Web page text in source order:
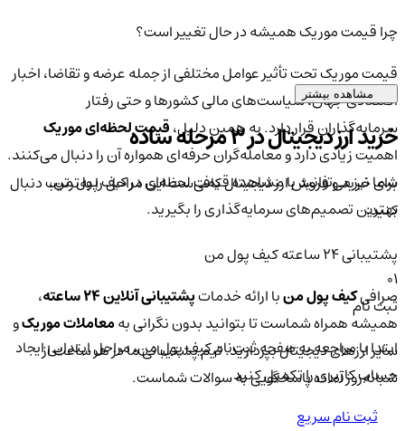
چرا قیمت موریک همیشه در حال تغییر است؟
قیمت موریک تحت تأثیر عوامل مختلفی از جمله عرضه و تقاضا، اخبار
اقتصادی جهان، سیاست‌های مالی کشورها و حتی رفتار
سرمایه‌گذاران قرار دارد. به همین دلیل،قیمت لحظه‌ای موریک
اهمیت زیادی دارد و معامله‌گران حرفه‌ای همواره آن را دنبال می‌کنند.
شما نیز می‌توانید با مشاهده قیمت لحظه‌ای در کیف پول من،
بهترین تصمیم‌های سرمایه‌گذاری را بگیرید.
پشتیبانی ۲۴ ساعته کیف پول من
صرافیکیف پول منبا ارائه خدماتپشتیبانی آنلاین ۲۴ ساعته
،
همیشه همراه شماست تا بتوانید بدون نگرانی بهمعاملات موریکو
سایر ارزهای دیجیتال بپردازید. تیم پشتیبانی ما در هر ساعت از
شبانه‌روز آماده پاسخگویی به سوالات شماست.
مشاهده بیشتر
خرید ارز دیجیتال در 3 مرحله ساده
برای خرید و فروش ارز دیجیتال کافی‌ست این مراحل را به‌ترتیب دنبال
کنید:
01
ثبت نام
ابتدا با مراجعه به صفحه ثبت‌نام کیف‌ پول من، مراحل ابتدایی ایجاد
حساب کاربری را تکمیل کنید.
ثبت نام سریع